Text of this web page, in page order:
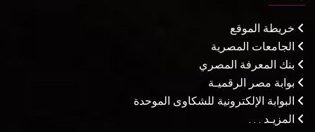
خريطة الموقع
الجامعات المصرية
بنك المعرفة المصري
بوابة مصر الرقميـة
البوابة الإلكترونية للشكاوى الموحدة
المزيـد . . .